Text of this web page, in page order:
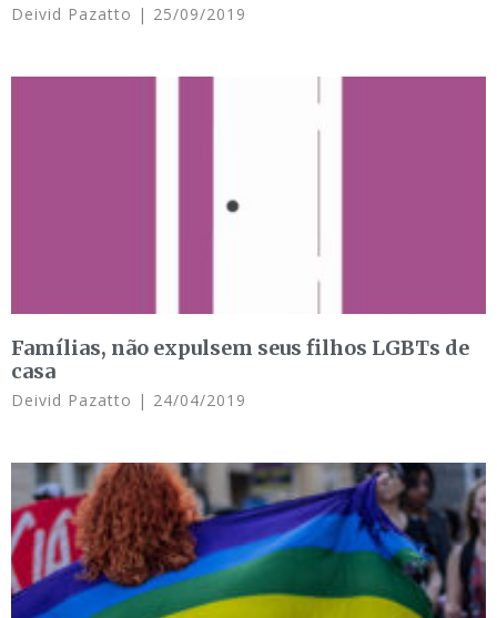
Deivid Pazatto 25/09/2019
Famílias, não expulsem seus filhos LGBTs de
casa
Deivid Pazatto 24/04/2019